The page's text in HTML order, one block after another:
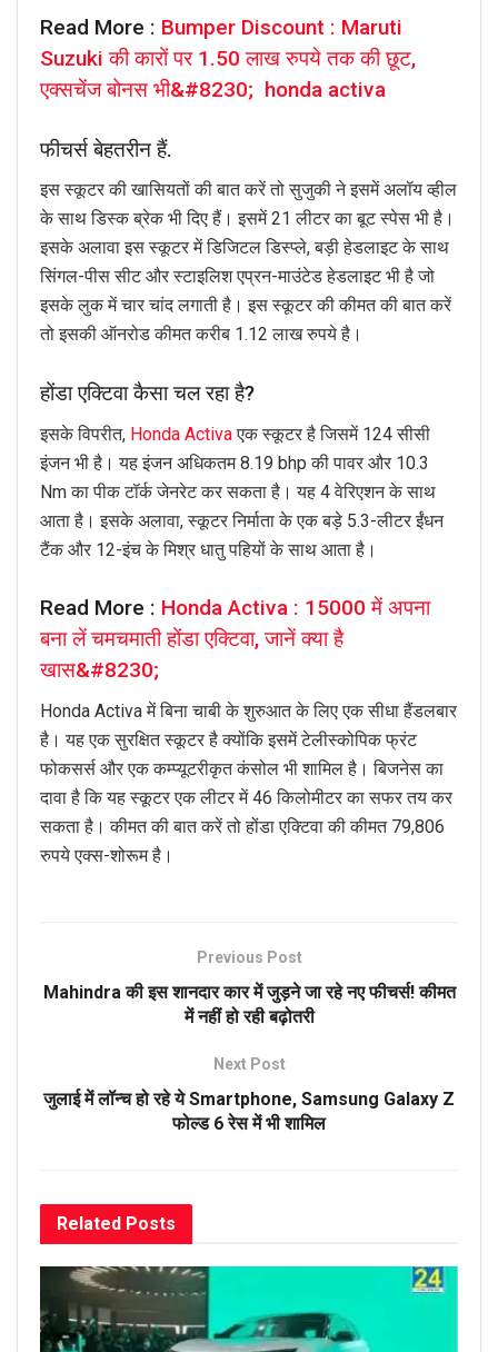
Read More : Bumper Discount : Maruti
Suzuki की कारों पर 1.50 लाख रुपये तक की छूट,
एक्सचेंज बोनस भी&#8230; honda activa
फीचर्स बेहतरीन हैं.
इस स्कूटर की खासियतों की बात करें तो सुजुकी ने इसमें अलॉय व्हील
के साथ डिस्क ब्रेक भी दिए हैं। इसमें 21 लीटर का बूट स्पेस भी है।
इसके अलावा इस स्कूटर में डिजिटल डिस्प्ले, बड़ी हेडलाइट के साथ
सिंगल-पीस सीट और स्टाइलिश एप्रन-माउंटेड हेडलाइट भी है जो
इसके लुक में चार चांद लगाती है। इस स्कूटर की कीमत की बात करें
तो इसकी ऑनरोड कीमत करीब 1.12 लाख रुपये है।
होंडा एक्टिवा कैसा चल रहा है?
इसके विपरीत, Honda Activaएक स्कूटर है जिसमें 124 सीसी
इंजन भी है। यह इंजन अधिकतम 8.19 bhp की पावर और 10.3
Nm का पीक टॉर्क जेनरेट कर सकता है। यह 4 वेरिएशन के साथ
आता है। इसके अलावा, स्कूटर निर्माता के एक बड़े 5.3-लीटर ईंधन
टैंक और 12-इंच के मिश्र धातु पहियों के साथ आता है।
Read More : Honda Activa : 15000 में अपना
बना लें चमचमाती होंडा एक्टिवा, जानें क्या है
खास&#8230;
Honda Activa में बिना चाबी के शुरुआत के लिए एक सीधा हैंडलबार
है। यह एक सुरक्षित स्कूटर है क्योंकि इसमें टेलीस्कोपिक फ्रंट
फोकसर्स और एक कम्प्यूटरीकृत कंसोल भी शामिल है। बिजनेस का
दावा है कि यह स्कूटर एक लीटर में 46 किलोमीटर का सफर तय कर
सकता है। कीमत की बात करें तो होंडा एक्टिवा की कीमत 79,806
रुपये एक्स-शोरूम है।
Previous Post
Mahindra की इस शानदार कार में जुड़ने जा रहे नए फीचर्स! कीमत
में नहीं हो रही बढ़ोतरी
Next Post
जुलाई में लॉन्च हो रहे ये Smartphone, Samsung Galaxy Z
फोल्ड 6 रेस में भी शामिल
Related Posts